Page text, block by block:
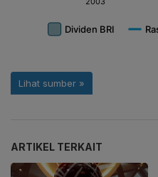
ARTIKEL TERKAIT